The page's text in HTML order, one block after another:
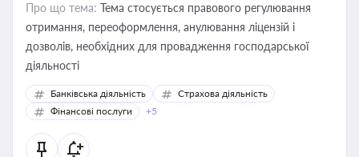
Про що тема: Тема стосується правового регулювання
отримання, переоформлення, анулювання ліцензій і
дозволів, необхідних для провадження господарської
діяльності
Банківська діяльність
Страхова діяльність
Фінансові послуги
+5